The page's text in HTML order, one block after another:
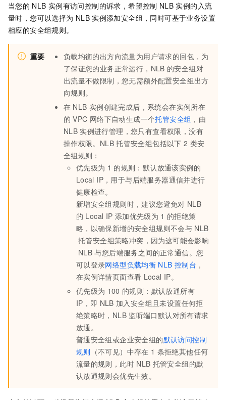
当您的 NLB 实例有访问控制的诉求，希望控制 NLB 实例的入流
量时，您可以选择为 NLB 实例添加安全组，同时可基于业务设置
相应的安全组规则。
重要
负载均衡的出方向流量为用户请求的回包，为
了保证您的业务正常运行， NLB 的安全组对
出流量不做限制，您无需额外配置安全组出方
向规则。
在 NLB 实例创建完成后，系统会在实例所在
的 VPC 网络下自动生成一个托管安全组 ，由
NLB 实例进行管理，您只有查看权限，没有
操作权限。NLB 托管安全组包括以下 2 类安
全组规则：
优先级为 1 的规则：默认放通该实例的
Local IP，用于与后端服务器通信并进行
健康检查。
新增安全组规则时，建议您避免对 NLB
的 Local IP 添加优先级为 1 的拒绝策
略，以确保新增的安全组规则不会与 NLB
托管安全组策略冲突，因为这可能会影响
NLB 与您后端服务之间的正常通信。您
可以登录网络型负载均衡 NLB 控制台 ，
在实例详情页面查看 Local IP。
优先级为 100 的规则：默认放通所有
IP，即 NLB 加入安全组且未设置任何拒
绝策略时，NLB 监听端口默认对所有请求
放通。
普通安全组或企业安全组的默认访问控制
规则 （不可见）中存在 1 条拒绝其他任何
流量的规则，此时 NLB 托管安全组的默
认放通规则会优先生效。